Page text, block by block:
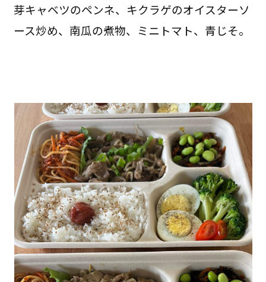
芽キャベツのペンネ、キクラゲのオイスターソ
ース炒め、南瓜の煮物、ミニトマト、青じそ。